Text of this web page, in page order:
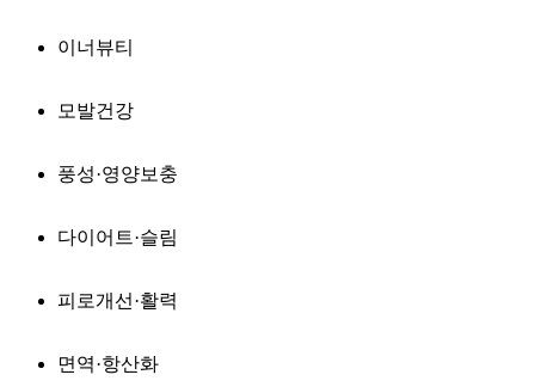
이너뷰티
모발건강
풍성·영양보충
다이어트·슬림
피로개선·활력
면역·항산화